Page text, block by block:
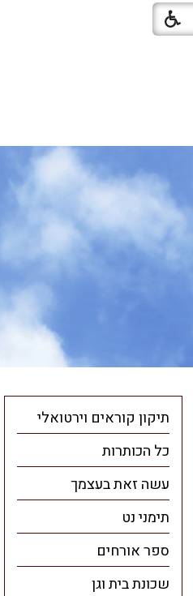
תיקון קוראים וירטואלי
כל הכותרות
עשה זאת בעצמך
תימני נט
ספר אורחים
שכונת בית וגן